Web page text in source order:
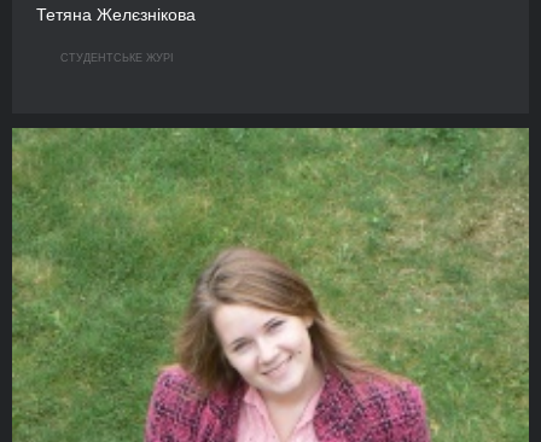
Тетяна Желєзнікова
СТУДЕНТСЬКЕ ЖУРІ